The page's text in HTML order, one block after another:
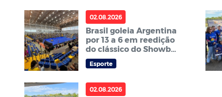
02.08.2026
Brasil goleia Argentina
por 13 a 6 em reedição
do clássico do Showbol
na Arena Sorriso
Esporte
02.08.2026